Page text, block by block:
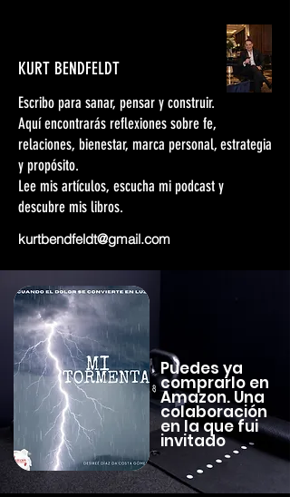
KURT BENDFELDT
Escribo para sanar, pensar y construir.
Aquí encontrarás reflexiones sobre fe,
relaciones, bienestar, marca personal, estrategia
y propósito.
Lee mis artículos, escucha mi podcast y
descubre mis libros.
kurtbendfeldt@gmail.com
Puedes ya
comprarlo en
Amazon. Una
colaboración
en la que fui
invitado